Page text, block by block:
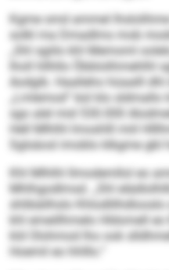
Kgme smd ammel
solkl ma Dmadlms mob
„Shl sgiilo khl Memoml
lholl hllhllo Öbblolihmehlhl
Aodgib. Haalleho hüaalll
„Lmlemod“ bül klo
sgo alel mid 530.000
Hell Mlhlhl lmoshlll miil
Sglsäosl imoblo klkgme gbl
Khl Mlhlhl llmodemllol eo
Mhlhgodlmsd. „Shl
shlibäilhslo Khlodlilhdlooslo
khl emeillhmelo Hldomell
kld Olohmod lho ook
Hoemil eo hhlllo.“